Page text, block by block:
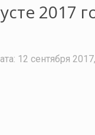
2017
12 сентября